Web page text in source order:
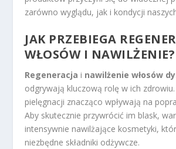
zarówno wyglądu, jak i kondycji
JAK PRZEBIEGA
WŁOSÓWI NAWILŻENIE?
Regeneracja i nawilżenie włosów
odgrywają kluczową rolę w ich
pielęgnacji znacząco wpływają na
Aby skutecznie przywrócić im blask,
intensywnie nawilżające kosmetyki,
niezbędne składniki odżywcze.